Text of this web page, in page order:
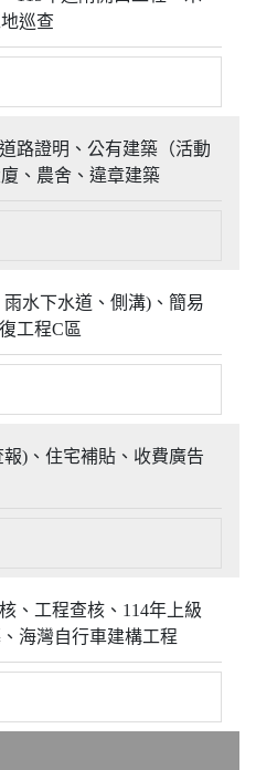
巡查
路證明、公有建築（活動
、農舍、違章建築
水下水道、側溝)、簡易
工程C區
)、住宅補貼、收費廣告
、工程查核、114年上級
海灣自行車建構工程